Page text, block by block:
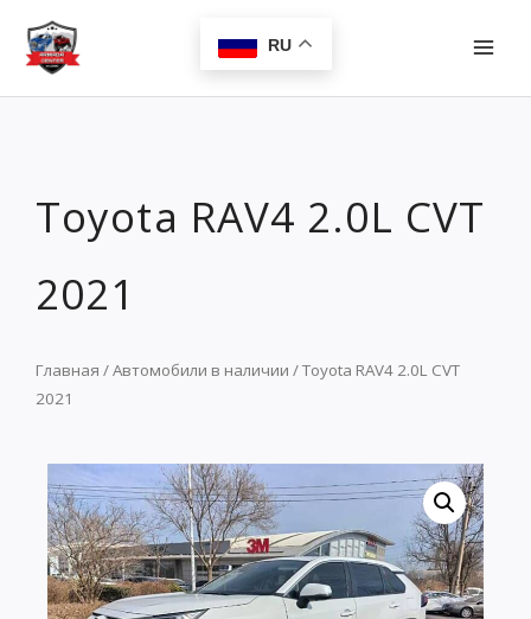
Перейти
содержимому
RU
Toyota RAV4 2.0L CVT
2021
Главная /Автомобили в наличии / Toyota RAV4 2.0L CVT
2021